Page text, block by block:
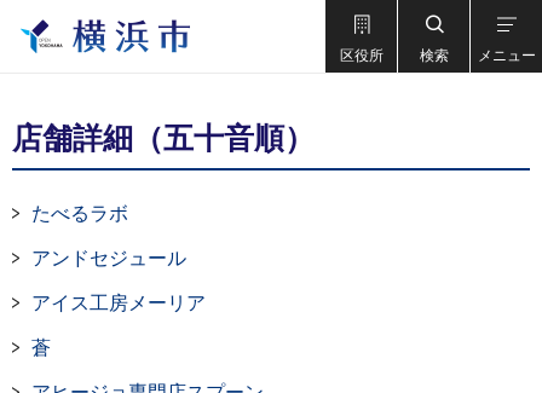
区役所 検索 メニュー
店舗詳細（五十音順）
たべるラボ
アンドセジュール
アイス工房メーリア
蒼